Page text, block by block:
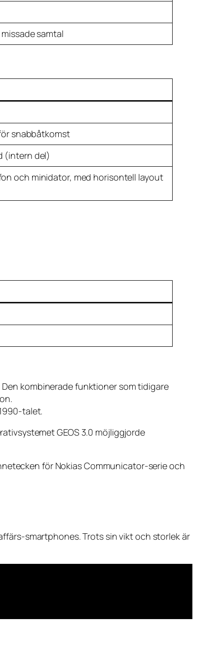
samtal
snabbåtkomst
(intern del)
och minidator, med horisontell layout
kombinerade funktioner som tidigare
talet.
GEOS 3.0 möjliggjorde
för Nokias Communicator-serie och
smartphones. Trots sin vikt och storlek är